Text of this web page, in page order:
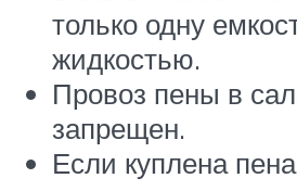
только одну
жидкостью.
Провоз пены в
запрещен.
Если куплена